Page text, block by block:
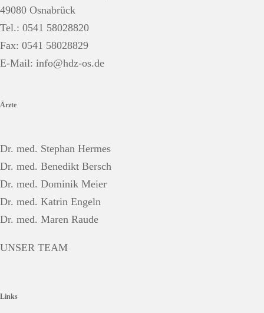
49080 Osnabrück
Tel.: 0541 58028820
Fax: 0541 58028829
E-Mail: info@hdz-os.de
Ärzte
Dr. med. Stephan Hermes
Dr. med. Benedikt Bersch
Dr. med. Dominik Meier
Dr. med. Katrin Engeln
Dr. med. Maren Raude
UNSER TEAM
Links